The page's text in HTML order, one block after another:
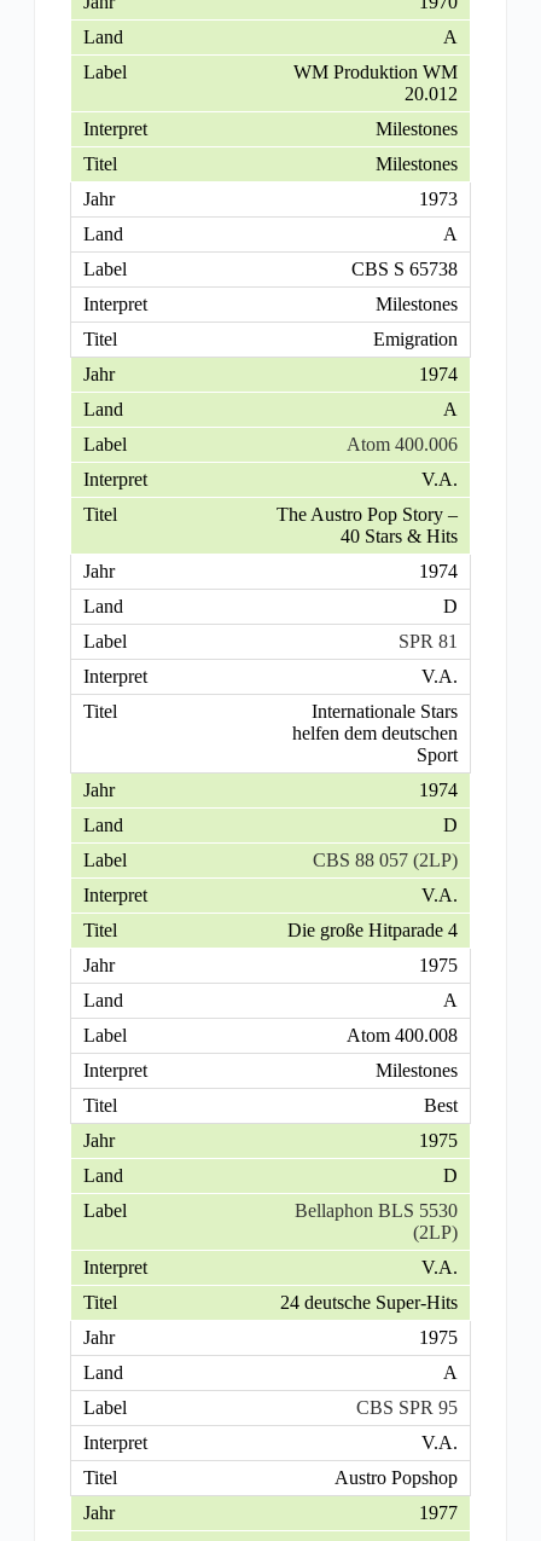
A
WM Produktion WM
20.012
Milestones
Milestones
1973
A
CBS S 65738
Milestones
Emigration
1974
A
Atom 400.006
V.A.
The Austro Pop Story –
40 Stars & Hits
1974
D
SPR 81
V.A.
Internationale Stars
helfen dem deutschen
Sport
1974
D
CBS 88 057 (2LP)
V.A.
Die große Hitparade 4
1975
A
Atom 400.008
Milestones
Best
1975
D
Bellaphon BLS 5530
(2LP)
V.A.
24 deutsche Super-Hits
1975
A
CBS SPR 95
V.A.
Austro Popshop
1977